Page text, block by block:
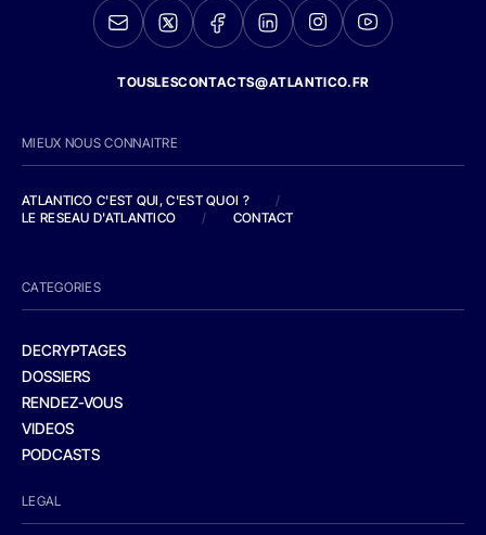
TOUSLESCONTACTS@ATLANTICO.FR
MIEUX NOUS CONNAITRE
ATLANTICO C'EST QUI, C'EST QUOI ?
/
LE RESEAU D'ATLANTICO
/ CONTACT
CATEGORIES
DECRYPTAGES
DOSSIERS
RENDEZ-VOUS
VIDEOS
PODCASTS
LEGAL